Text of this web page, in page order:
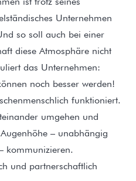
Unternehmen
so soll auch bei einer
diese Atmosphäre nicht
das Unternehmen:
noch besser werden!
funktioniert.
umgehen und
– unabhängig
kommunizieren.
und partnerschaftlich